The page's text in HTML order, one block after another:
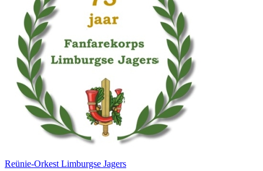
Reünie-Orkest Limburgse Jagers